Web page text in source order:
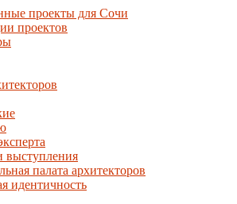
проекты для Сочи
проектов
выступления
палата архитекторов
идентичность